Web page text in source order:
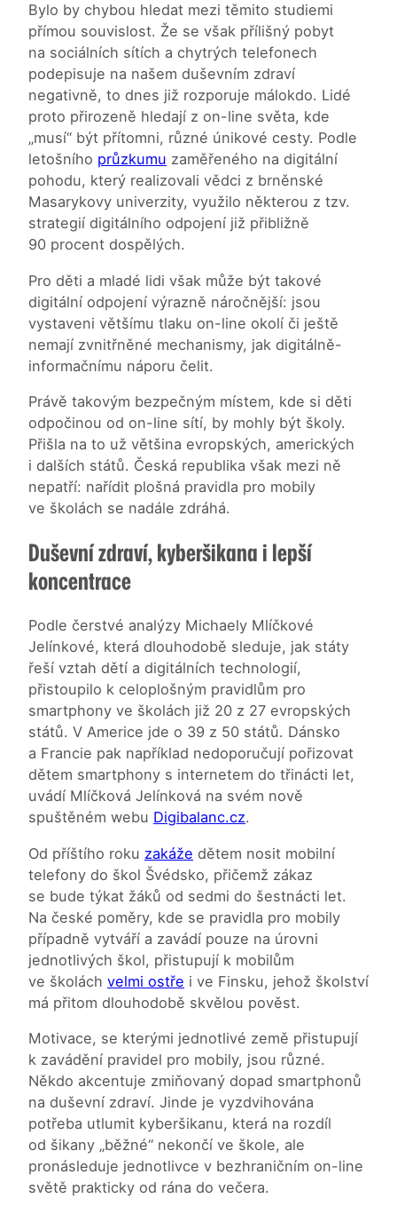
Bylo by chybou hledat mezi těmito studiemi
přímou souvislost. Že se však přílišný pobyt
na sociálních sítích a chytrých telefonech
podepisuje na našem duševním zdraví
negativně, to dnes již rozporuje málokdo. Lidé
proto přirozeně hledají z on-line světa, kde
„musí“ být přítomni, různé únikové cesty. Podle
letošního průzkumu zaměřeného na digitální
pohodu, který realizovali vědci z brněnské
Masarykovy univerzity, využilo některou z tzv.
strategií digitálního odpojení již přibližně
90 procent dospělých.
Pro děti a mladé lidi však může být takové
digitální odpojení výrazně náročnější: jsou
vystaveni většímu tlaku on-line okolí či ještě
nemají zvnitřněné mechanismy, jak digitálně-
informačnímu náporu čelit.
Právě takovým bezpečným místem, kde si děti
odpočinou od on-line sítí, by mohly být školy.
Přišla na to už většina evropských, amerických
i dalších států. Česká republika však mezi ně
nepatří: nařídit plošná pravidla pro mobily
ve školách se nadále zdráhá.
Duševní zdraví, kyberšikana i lepší
koncentrace
Podle čerstvé analýzy Michaely Mlíčkové
Jelínkové, která dlouhodobě sleduje, jak státy
řeší vztah dětí a digitálních technologií,
přistoupilo k celoplošným pravidlům pro
smartphony ve školách již 20 z 27 evropských
států. V Americe jde o 39 z 50 států. Dánsko
a Francie pak například nedoporučují pořizovat
dětem smartphony s internetem do třinácti let,
uvádí Mlíčková Jelínková na svém nově
spuštěném webu Digibalanc.cz.
Od příštího roku zakáže dětem nosit mobilní
telefony do škol Švédsko, přičemž zákaz
se bude týkat žáků od sedmi do šestnácti let.
Na české poměry, kde se pravidla pro mobily
případně vytváří a zavádí pouze na úrovni
jednotlivých škol, přistupují k mobilům
ve školách velmi ostře i ve Finsku, jehož školství
má přitom dlouhodobě skvělou pověst.
Motivace, se kterými jednotlivé země přistupují
k zavádění pravidel pro mobily, jsou různé.
Někdo akcentuje zmiňovaný dopad smartphonů
na duševní zdraví. Jinde je vyzdvihována
potřeba utlumit kyberšikanu, která na rozdíl
od šikany „běžné“ nekončí ve škole, ale
pronásleduje jednotlivce v bezhraničním on-line
světě prakticky od rána do večera.